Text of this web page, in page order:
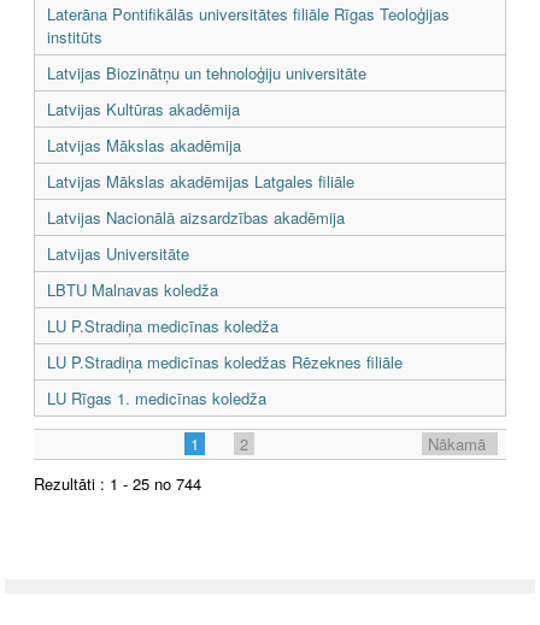
Laterāna Pontifikālās universitātes filiāle Rīgas Teoloģijas
institūts
Latvijas Biozinātņu un tehnoloģiju universitāte
Latvijas Kultūras akadēmija
Latvijas Mākslas akadēmija
Latvijas Mākslas akadēmijas Latgales filiāle
Latvijas Nacionālā aizsardzības akadēmija
Latvijas Universitāte
LBTU Malnavas koledža
LU P.Stradiņa medicīnas koledža
LU P.Stradiņa medicīnas koledžas Rēzeknes filiāle
LU Rīgas 1. medicīnas koledža
1
2
Nākamā
Rezultāti : 1 - 25 no 744